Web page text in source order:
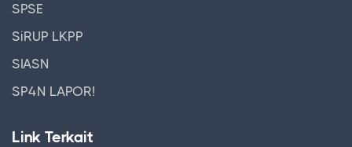
SPSE
SiRUP LKPP
SIASN
SP4N LAPOR!
Link Terkait